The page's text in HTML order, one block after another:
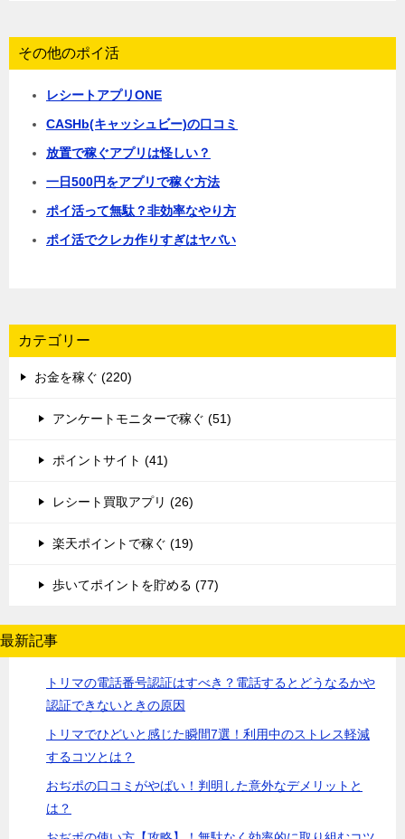
その他のポイ活
レシートアプリONE
CASHb(キャッシュビー)の口コミ
放置で稼ぐアプリは怪しい？
一日500円をアプリで稼ぐ方法
ポイ活って無駄？非効率なやり方
ポイ活でクレカ作りすぎはヤバい
カテゴリー
お金を稼ぐ (220)
アンケートモニターで稼ぐ (51)
ポイントサイト (41)
レシート買取アプリ (26)
楽天ポイントで稼ぐ (19)
歩いてポイントを貯める (77)
最新記事
トリマの電話番号認証はすべき？電話するとどうなるかや
認証できないときの原因
トリマでひどいと感じた瞬間7選！利用中のストレス軽減
するコツとは？
おぢポの口コミがやばい！判明した意外なデメリットと
は？